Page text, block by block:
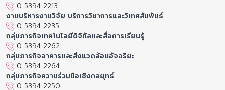
0 5394 2213
งานบริหารงานวิจัย บริการวิชาการและวิเทศสัมพันธ์
0 5394 2235
กลุ่มภารกิจเทคโนโลยีดิจิทัลและสื่อการเรียนรู้
0 5394 2262
กลุ่มภารกิจอาคารและสิ่งแวดล้อมอัจฉริยะ
0 5394 2264
กลุ่มภารกิจความร่วมมือเชิงกลยุทธ์
0 5394 2250